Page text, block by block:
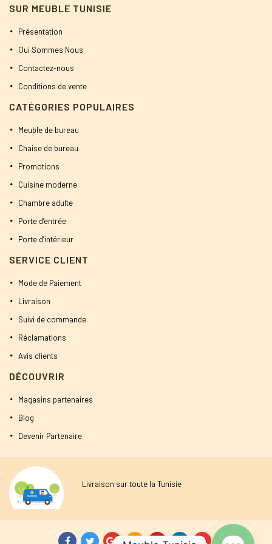
SUR MEUBLE TUNISIE
Présentation
Qui Sommes Nous
Contactez-nous
Conditions de vente
CATÉGORIES POPULAIRES
Meuble de bureau
Chaise de bureau
Promotions
Cuisine moderne
Chambre adulte
Porte d’entrée
Porte d’intérieur
SERVICE CLIENT
Mode de Paiement
Livraison
Suivi de commande
Réclamations
Avis clients
DÉCOUVRIR
Magasins partenaires
Blog
Devenir Partenaire
Livraison sur toute la Tunisie